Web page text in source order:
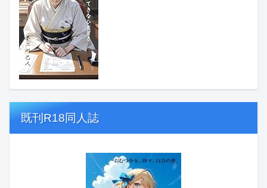
既刊R18同人誌